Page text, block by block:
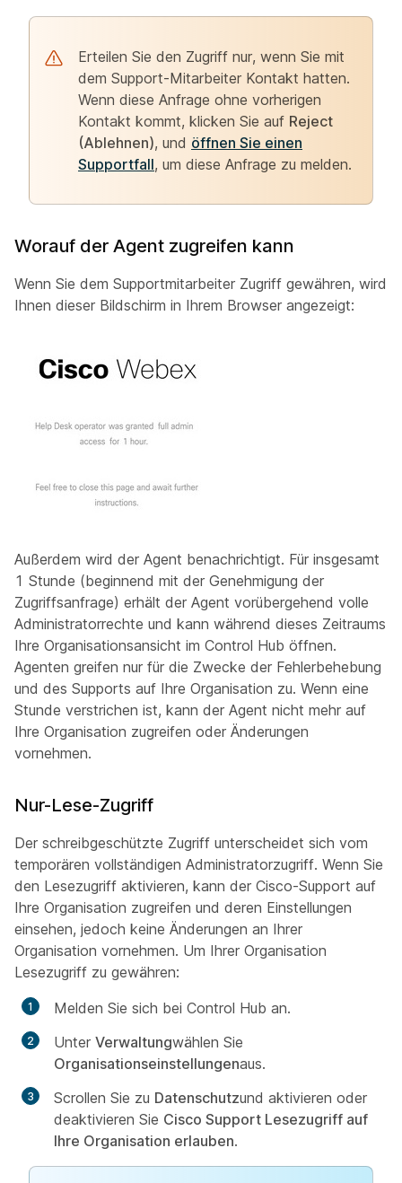
Erteilen Sie den Zugriff nur, wenn Sie mit
dem Support-Mitarbeiter Kontakt hatten.
Wenn diese Anfrage ohne vorherigen
Kontakt kommt, klicken Sie auf Reject
(Ablehnen), und öffnen Sie einen
Supportfall, um diese Anfrage zu melden.
Worauf der Agent zugreifen kann
Wenn Sie dem Supportmitarbeiter Zugriff gewähren, wird
Ihnen dieser Bildschirm in Ihrem Browser angezeigt:
Außerdem wird der Agent benachrichtigt. Für insgesamt
1 Stunde (beginnend mit der Genehmigung der
Zugriffsanfrage) erhält der Agent vorübergehend volle
Administratorrechte und kann während dieses Zeitraums
Ihre Organisationsansicht im Control Hub öffnen.
Agenten greifen nur für die Zwecke der Fehlerbehebung
und des Supports auf Ihre Organisation zu. Wenn eine
Stunde verstrichen ist, kann der Agent nicht mehr auf
Ihre Organisation zugreifen oder Änderungen
vornehmen.
Nur-Lese-Zugriff
Der schreibgeschützte Zugriff unterscheidet sich vom
temporären vollständigen Administratorzugriff. Wenn Sie
den Lesezugriff aktivieren, kann der Cisco-Support auf
Ihre Organisation zugreifen und deren Einstellungen
einsehen, jedoch keine Änderungen an Ihrer
Organisation vornehmen. Um Ihrer Organisation
Lesezugriff zu gewähren:
Melden Sie sich bei Control Hub an.
Unter Verwaltungwählen Sie
Organisationseinstellungenaus.
Scrollen Sie zu Datenschutzund aktivieren oder
deaktivieren Sie Cisco Support Lesezugriff auf
Ihre Organisation erlauben.